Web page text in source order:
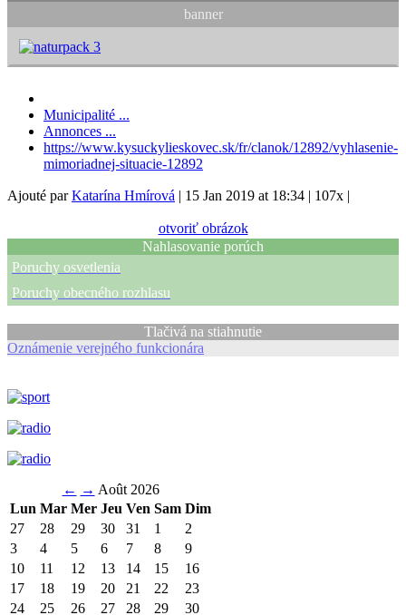
banner
Municipalité ...
Annonces ...
https://www.kysuckylieskovec.sk/fr/clanok/12892/vyhlasenie-
mimoriadnej-situacie-12892
Ajouté parKatarína Hmírová | 15 Jan 2019 at 18:34 | 107x |
otvoriť obrázok
Nahlasovanie porúch
Poruchy osvetlenia
Poruchy obecného rozhlasu
Tlačivá na stiahnutie
Oznámenie verejného funkcionára
← → Août 2026
Lun Mar Mer Jeu Ven Sam Dim
27
28 29 30 31 1
2
3
4 5 6 7 8
9
10
11 12 13 14 15
16
17
18 19 20 21 22
23
24
25 26 27 28 29
30